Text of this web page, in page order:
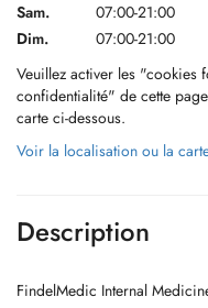
Sam.
07:00-21:00
Dim.
07:00-21:00
Veuillez activer les "cookies
confidentialité" de cette
carte ci-dessous.
Voir la localisation ou la
Description
FindelMedic Internal